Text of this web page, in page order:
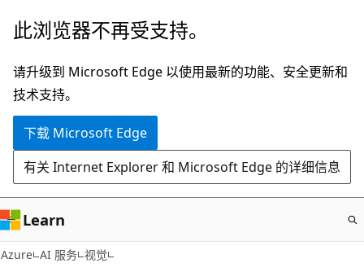
跳
主
要
内
此浏览器不再受支持。
请升级到 Microsoft Edge 以使用最新的功能、安全更新和
技术支持。
下载 Microsoft Edge
有关 Internet Explorer 和 Microsoft Edge 的详细信息
Learn
Azure AI 服务 视觉